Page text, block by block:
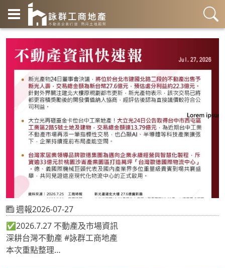
週報2026-07-27
✅2026.7.27 不動產及市場資訊
深耕台灣不動產 #詠群工商地產
本次重點整理